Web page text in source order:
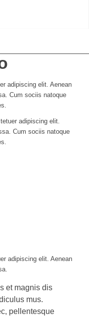
adipiscing elit. Aenean
Cum sociis natoque
adipiscing elit.
Cum sociis natoque
adipiscing elit. Aenean
et magnis dis
mus.
pellentesque